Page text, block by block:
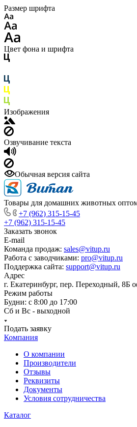
Размер шрифта
Цвет фона и шрифта
Изображения
Озвучивание текста
Обычная версия сайта
Товары для домашних животных
+7 (962) 315-15-45
+7 (962) 315-15-45
Заказать звонок
E-mail
Команда продаж: sales@vitup.ru
Работа с заводчиками: pro@vitup.ru
Поддержка сайта: support@vitup.ru
Адрес
г. Екатеринбург, пер. Переходный, 8Б
Режим работы
Будни: с 8:00 до 17:00
Сб и Вс - выходной
Подать заявку
Компания
О компании
Производители
Отзывы
Реквизиты
Документы
Условия сотрудничества
Каталог